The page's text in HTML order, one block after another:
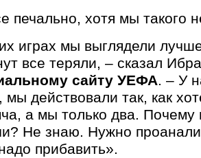
печально, хотя мы такого
играх мы выглядели
все теряли, – сказал
сайту УЕФА. – У
мы действовали так, как
а мы только два. Почему
Не знаю. Нужно
прибавить».